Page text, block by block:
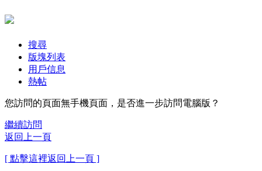
搜尋
版塊列表
用戶信息
熱帖
您訪問的頁面無手機頁面，是否進一步訪問電腦版？
繼續訪問
返回上一頁
[ 點擊這裡返回上一頁 ]